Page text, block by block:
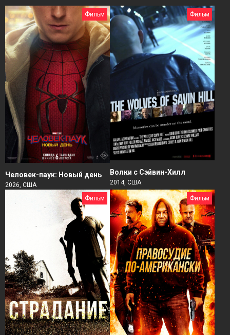
Фильм
Человек-паук: Новый день
2026, США
Фильм
Волки с Сэйвин-Хилл
2014, США
Фильм Фильм